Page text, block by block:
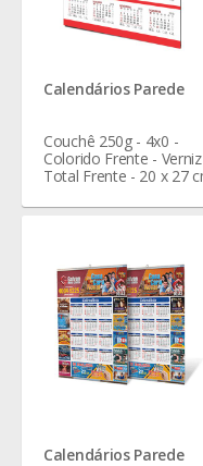
Calendários Parede
Couchê 250g - 4x0 -
Colorido Frente - Verniz
Total Frente - 20 x 27
Calendários Parede